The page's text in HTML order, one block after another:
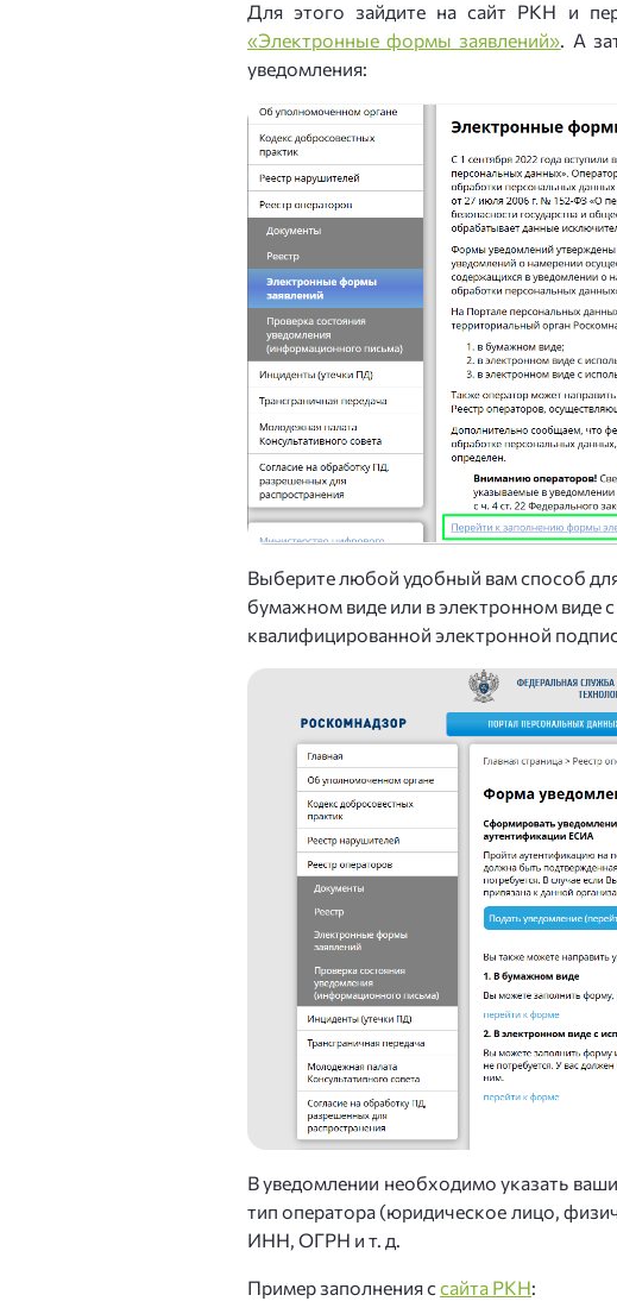
Для этого зайдите на сайт РКН и
«Электронные формы заявлений». А
уведомления:
Выберите любой удобный вам способ
бумажном виде или в электронном виде
квалифицированной электронной
В уведомлении необходимо указать
тип оператора (юридическое лицо,
ИНН, ОГРН и т. д.
Пример заполнения с сайта РКН: